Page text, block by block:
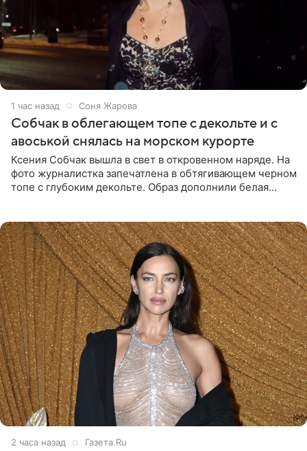
1 час назад Соня Жарова
Собчак в облегающем топе с декольте и с
авоськой снялась на морском курорте
Ксения Собчак вышла в свет в откровенном наряде. На
фото журналистка запечатлена в обтягивающем черном
топе с глубоким декольте. Образ дополнили белая
2 часа назад Газета.Ru